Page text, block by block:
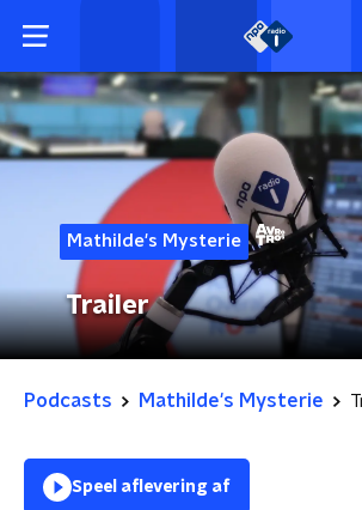
Mathilde's Mysterie
Trailer
Podcasts Mathilde's Mysterie
Speel aflevering af